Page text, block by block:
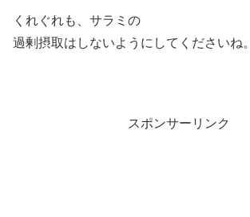
くれぐれも、サラミの
過剰摂取はしないようにしてくださいね。
スポンサーリンク